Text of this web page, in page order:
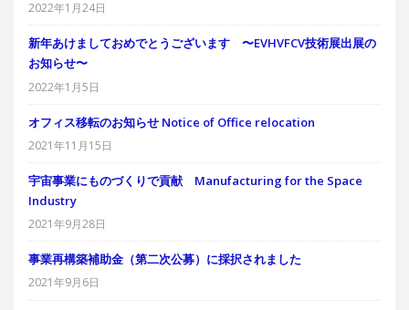
2022年1月24日
新年あけましておめでとうございます 〜EVHVFCV技術展出展の
お知らせ〜
2022年1月5日
オフィス移転のお知らせ Notice of Office relocation
2021年11月15日
宇宙事業にものづくりで貢献 Manufacturing for the Space
Industry
2021年9月28日
事業再構築補助金（第二次公募）に採択されました
2021年9月6日